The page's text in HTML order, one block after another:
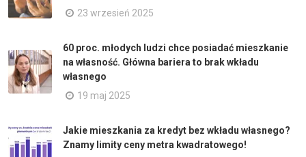
23 wrzesień 2025
60 proc. młodych ludzi chce posiadać mieszkanie
na własność. Główna bariera to brak wkładu
własnego
19 maj 2025
Jakie mieszkania za kredyt bez wkładu własnego?
Znamy limity ceny metra kwadratowego!